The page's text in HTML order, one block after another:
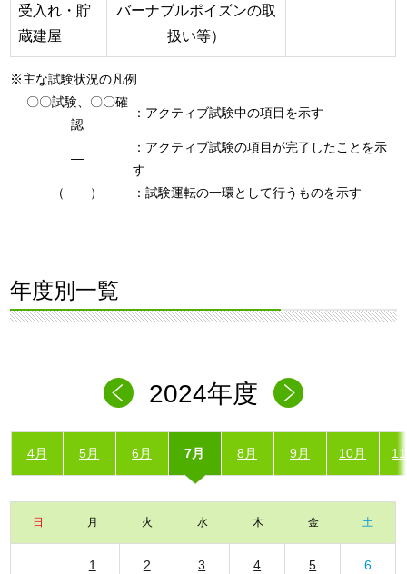
受入れ・貯
蔵建屋
バーナブルポイズンの取
扱い等）
※主な試験状況の凡例
〇〇試験、〇〇確
認
：アクティブ試験中の項目を示す
―
：アクティブ試験の項目が完了したことを示
す
（ ）
：試験運転の一環として行うものを示す
年度別一覧
2024年度
4月 5月 6月 7月 8月 9月 10月
日 月 火 水 木 金 土
1 2 3 4 5 6